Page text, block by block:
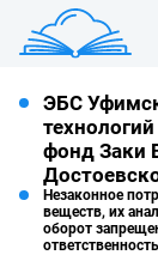
ЭБС
технологий
фонд Заки
Незаконное
веществ, их
оборот
ответственность